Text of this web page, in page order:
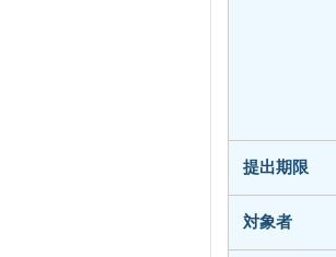
提出期限
対象者